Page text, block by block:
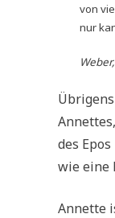
von
nur
des
wie eine
Annette